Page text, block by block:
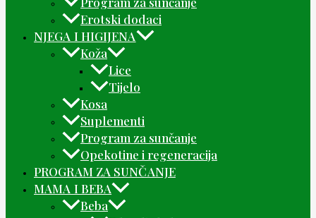
Erotski dodaci
NJEGA I HIGIJENA
Koža
Lice
Tijelo
Kosa
Suplementi
Program za sunčanje
Opekotine i regeneracija
PROGRAM ZA SUNČANJE
MAMA I BEBA
Beba